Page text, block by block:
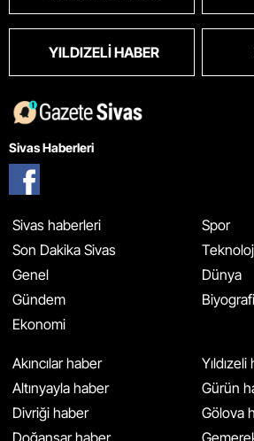
YILDIZELI HABER
Sivas Haberleri
Sivas haberleri
Son Dakika Sivas
Genel
Gündem
Ekonomi
Spor
Dünya
Akıncılar haber
Altınyayla haber
Divriği haber
Doğanşar haber
Gürün
Gölova